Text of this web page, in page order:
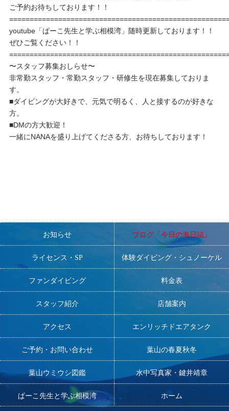
ご予約お待ちしております！！
youtube「ぱーこ先生と学ぶ相模湾」随時更新しております！！
ぜひご覧ください！！
〜スタッフ募集おしらせ〜
非常勤スタッフ・常勤スタッフ・研修生を現在募集しておりま
す。
■ダイビングが大好きで、元気で明るく、人と接するのが好きな
方。
■DMの方大歓迎！
一緒にNANAを盛り上げてくださる方、お待ちしております！
お知らせ ブログ「今日の海日誌」
ライセンス・SP 体験ダイビング・シュノーケル
ファンダイビング 料金表
スタッフ紹介 店舗案内
アクセス エンリッチドエアタンク
ご予約・お問い合わせ 葉山の春夏秋冬
葉山ウミウシ図鑑 水中写真家・鍵井靖章
ぱーこ先生と学ぶ相模湾 ホーム